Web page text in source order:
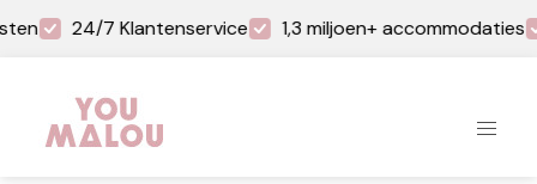
24/7 Klantenservice 1,3 miljoen+ accommodaties